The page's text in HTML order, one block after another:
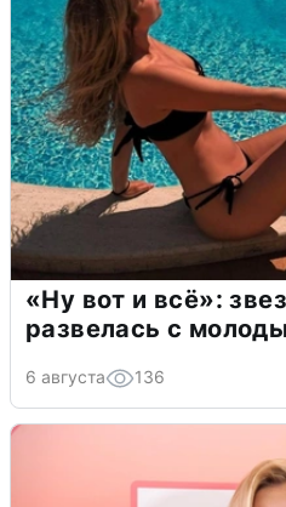
«Ну вот и всё»:
развелась с
6 августа 136